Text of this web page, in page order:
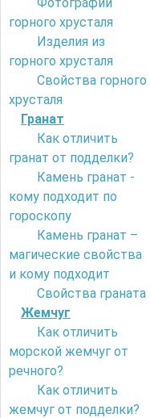
горного хрусталя
Изделия из
горного хрусталя
Свойства горного
хрусталя
Гранат
Как отличить
гранат от подделки?
Камень гранат -
кому подходит по
гороскопу
Камень гранат –
магические свойства
и кому подходит
Свойства граната
Жемчуг
Как отличить
морской жемчуг от
речного?
Как отличить
жемчуг от подделки?